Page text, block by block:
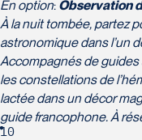
En option: Observation
À la nuit tombée, partez
astronomique dans l’un
Accompagnés de
les constellations de
lactée dans un décor
guide francophone. À
10
1100 Boulevard de La
Québec
G1Y 0A1
Tél :418-948-8488